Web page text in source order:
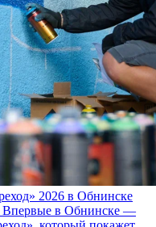
2026 в Обнинске
в Обнинске —